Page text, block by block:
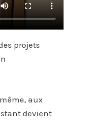
projets
aux
devient